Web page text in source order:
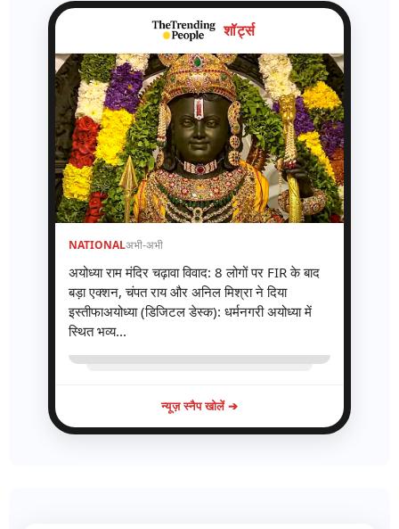
शॉर्ट्स
NATIONALअभी-अभी
अयोध्या राम मंदिर चढ़ावा विवाद: 8 लोगों पर FIR के बाद
बड़ा एक्शन, चंपत राय और अनिल मिश्रा ने दिया
इस्तीफाअयोध्या (डिजिटल डेस्क): धर्मनगरी अयोध्या में
स्थित भव्य...
न्यूज़ स्नैप खोलें ➔